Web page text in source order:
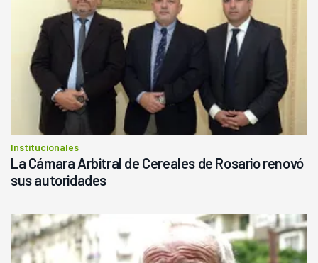
Institucionales
La Cámara Arbitral de Cereales de Rosario renovó
sus autoridades